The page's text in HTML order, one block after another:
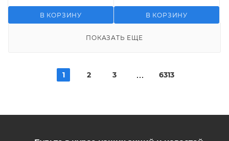
В КОРЗИНУ В КОРЗИНУ
ПОКАЗАТЬ ЕЩЕ
1 2 3 6313